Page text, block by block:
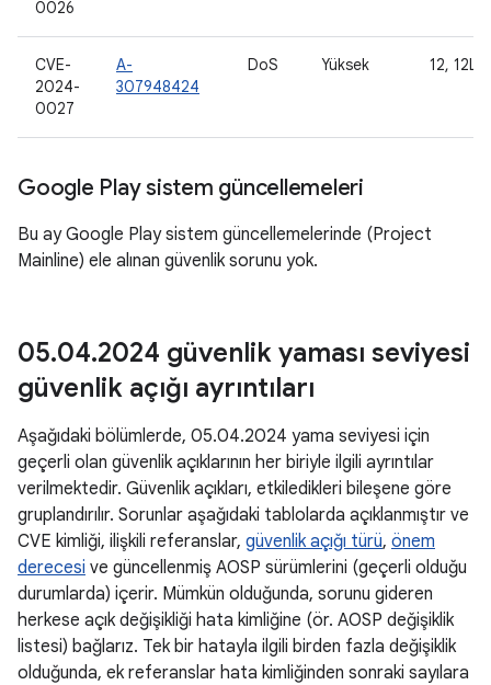
0026
CVE-
2024-
0027
A-
307948424
DoS Yüksek 12, 12L,
Google Play sistem güncellemeleri
Bu ay Google Play sistem güncellemelerinde (Project
Mainline) ele alınan güvenlik sorunu yok.
05.04.2024 güvenlik yaması seviyesi
güvenlik açığı ayrıntıları
Aşağıdaki bölümlerde, 05.04.2024 yama seviyesi için
geçerli olan güvenlik açıklarının her biriyle ilgili ayrıntılar
verilmektedir. Güvenlik açıkları, etkiledikleri bileşene göre
gruplandırılır. Sorunlar aşağıdaki tablolarda açıklanmıştır ve
CVE kimliği, ilişkili referanslar, güvenlik açığı türü, önem
derecesi ve güncellenmiş AOSP sürümlerini (geçerli olduğu
durumlarda) içerir. Mümkün olduğunda, sorunu gideren
herkese açık değişikliği hata kimliğine (ör. AOSP değişiklik
listesi) bağlarız. Tek bir hatayla ilgili birden fazla değişiklik
olduğunda, ek referanslar hata kimliğinden sonraki sayılara